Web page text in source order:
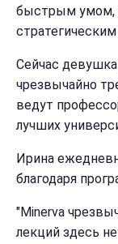
быстрым умом,
Сейчас
чрезвычайно
ведут
лучших
Ирина
благодаря
"Minerva
лекций здесь